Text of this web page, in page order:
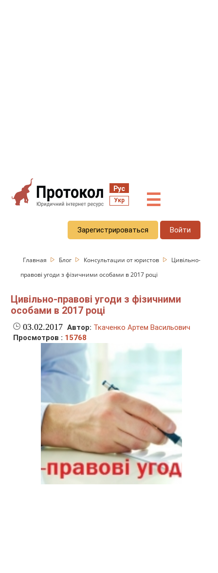
Рус
Укр ☰
Зарегистрироваться Войти
Главная Блог Консультации от юристов
Цивільно-
правові угоди з фізичними особами в 2017 році
Цивільно-правові угоди з фізичними
особами в 2017 році
03.02.2017 Автор: Ткаченко Артем Васильович
Просмотров : 15768